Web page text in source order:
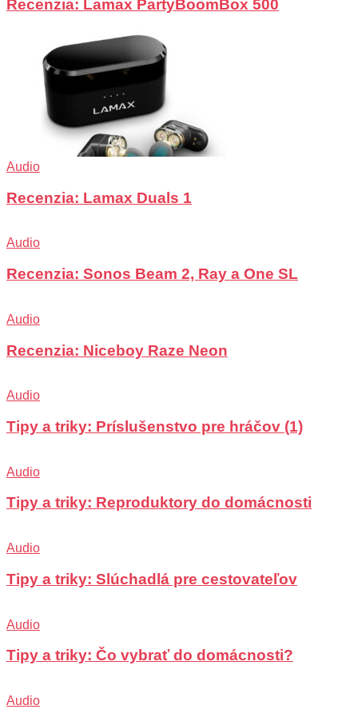
Recenzia: Lamax PartyBoomBox 500
Audio
Recenzia: Lamax Duals 1
Audio
Recenzia: Sonos Beam 2, Ray a One SL
Audio
Recenzia: Niceboy Raze Neon
Audio
Tipy a triky: Príslušenstvo pre hráčov (1)
Audio
Tipy a triky: Reproduktory do domácnosti
Audio
Tipy a triky: Slúchadlá pre cestovateľov
Audio
Tipy a triky: Čo vybrať do domácnosti?
Audio